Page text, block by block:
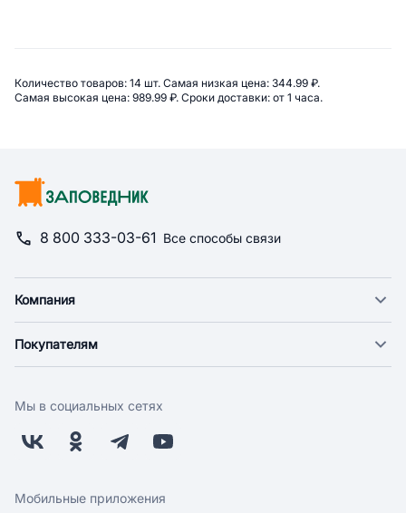
Сводная информация по
Количество товаров: 14 шт. Самая низкая цена: 344.99 ₽.
Самая высокая цена: 989.99 ₽. Сроки доставки: от 1 часа.
8 800 333-03-61 Все способы связи
Компания
Новости
Поставщикам
Заводчикам
Обратная связь
Покупателям
Оплата
Бонусная программа
Скидки и акции
Мы в социальных сетях
Мобильные приложения